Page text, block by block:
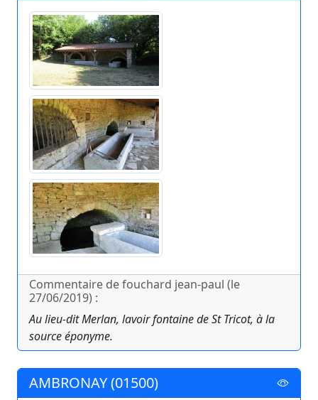
Commentaire de fouchard jean-paul (le
27/06/2019) :
Au lieu-dit Merlan, lavoir fontaine de St Tricot, à la
source éponyme.
AMBRONAY (01500)